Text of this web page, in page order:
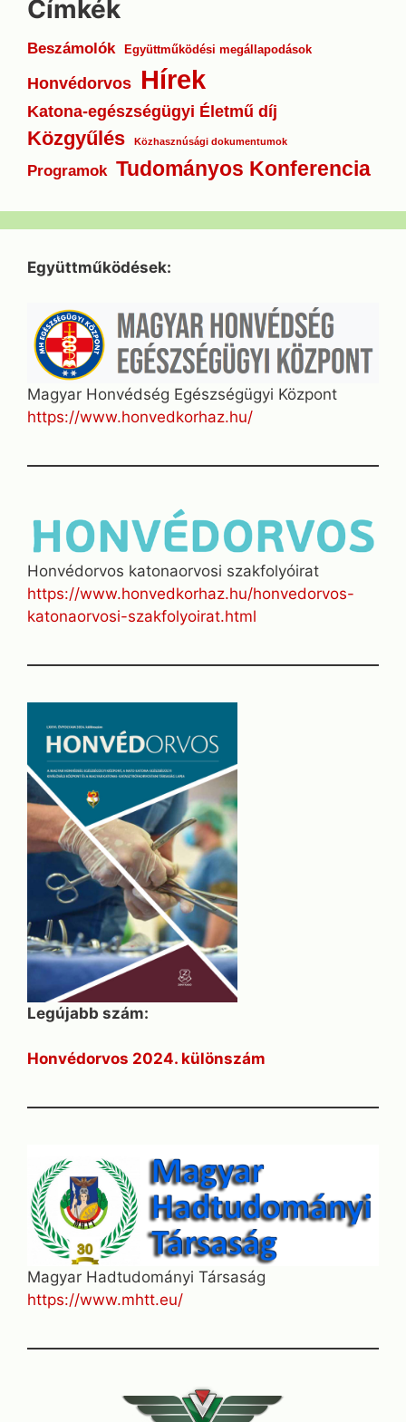
Címkék
Beszámolók Együttműködési megállapodások
Honvédorvos Hírek
Katona-egészségügyi Életmű díj
Közgyűlés Közhasznúsági dokumentumok
Programok Tudományos Konferencia
Együttműködések:
Magyar Honvédség Egészségügyi Központ
https://www.honvedkorhaz.hu/
Honvédorvos katonaorvosi szakfolyóirat
https://www.honvedkorhaz.hu/honvedorvos-
katonaorvosi-szakfolyoirat.html
Legújabb szám:
Honvédorvos 2024. különszám
Magyar Hadtudományi Társaság
https://www.mhtt.eu/